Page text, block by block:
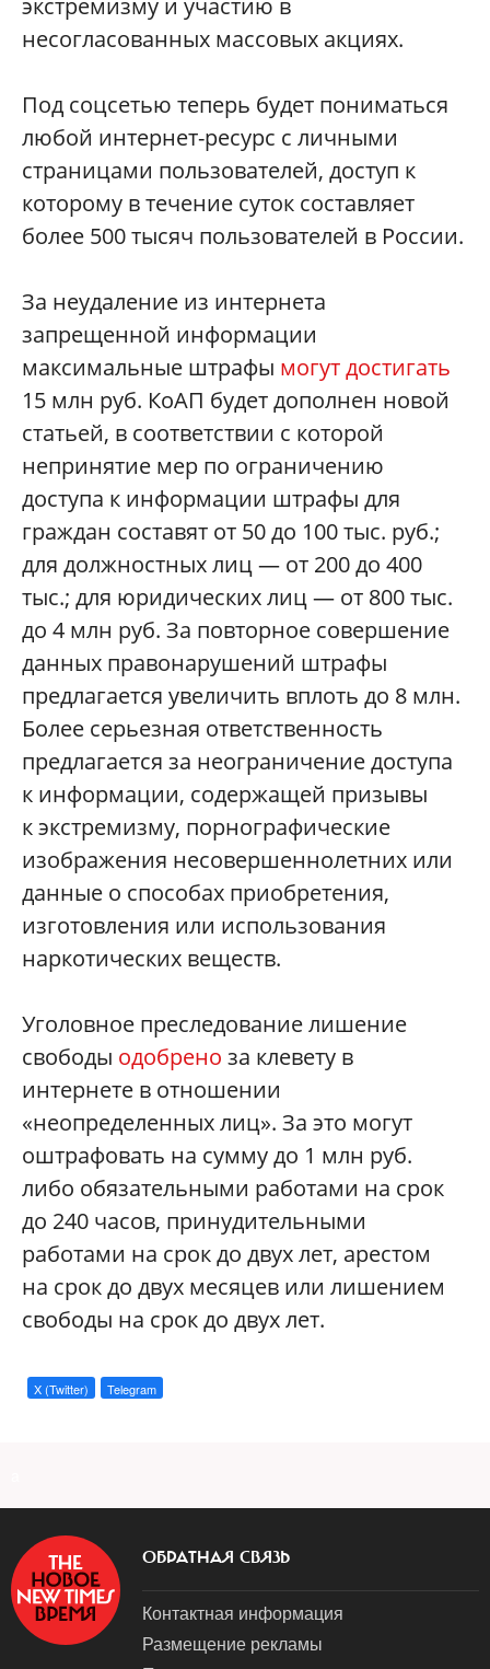
экстремизму и участию в
несогласованных массовых акциях.
Под соцсетью теперь будет пониматься
любой интернет-ресурс с личными
страницами пользователей, доступ к
которому в течение суток составляет
более 500 тысяч пользователей в России.
За неудаление из интернета
запрещенной информации
максимальные штрафы могут достигать
15 млн руб. КоАП будет дополнен новой
статьей, в соответствии с которой
непринятие мер по ограничению
доступа к информации штрафы для
граждан составят от 50 до 100 тыс. руб.;
для должностных лиц — от 200 до 400
тыс.; для юридических лиц — от 800 тыс.
до 4 млн руб. За повторное совершение
данных правонарушений штрафы
предлагается увеличить вплоть до 8 млн.
Более серьезная ответственность
предлагается за неограничение доступа
к информации, содержащей призывы
к экстремизму, порнографические
изображения несовершеннолетних или
данные о способах приобретения,
изготовления или использования
наркотических веществ.
Уголовное преследование лишение
свободы одобрено за клевету в
интернете в отношении
«неопределенных лиц». За это могут
оштрафовать на сумму до 1 млн руб.
либо обязательными работами на срок
до 240 часов, принудительными
работами на срок до двух лет, арестом
на срок до двух месяцев или лишением
свободы на срок до двух лет.
X (Twitter) Telegram
ОБРАТНАЯ СВЯЗЬ
Контактная информация
Размещение рекламы